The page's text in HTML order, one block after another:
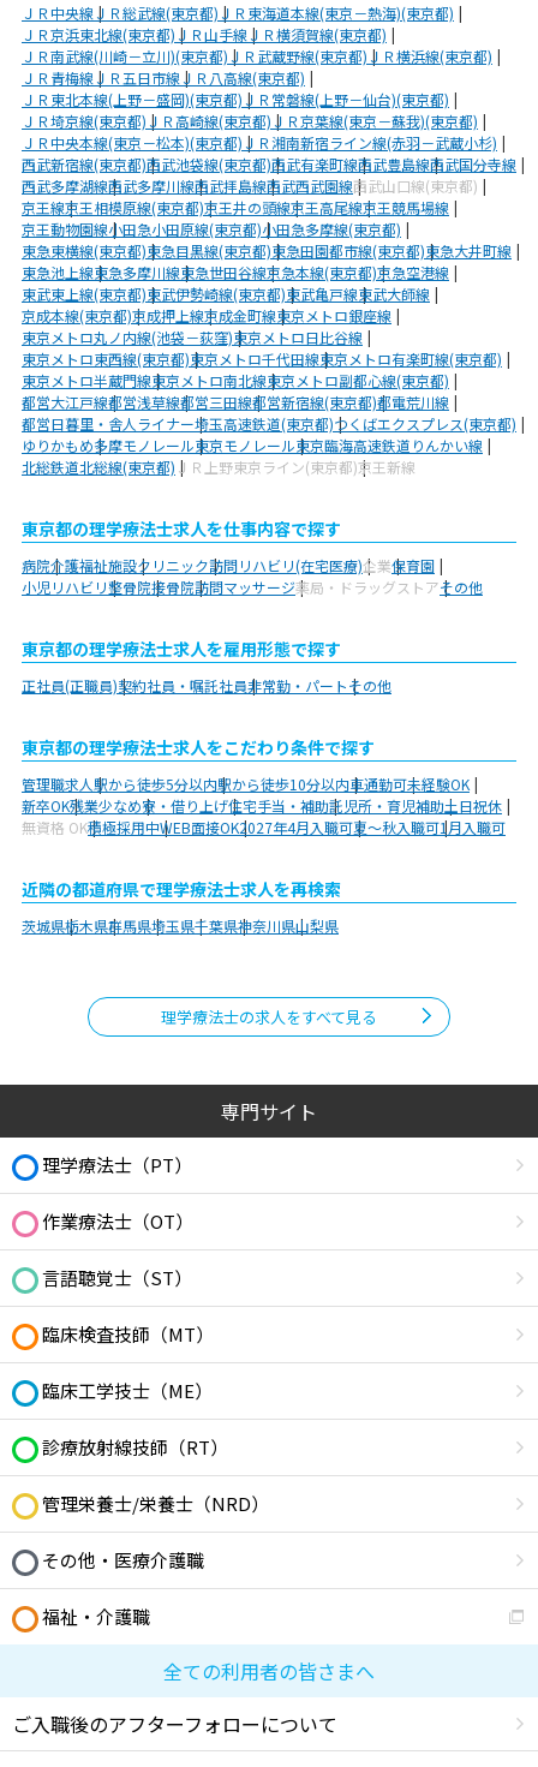
ＪＲ中央線ＪＲ総武線(東京都)ＪＲ東海道本線(東京－熱海)(東京都)
ＪＲ京浜東北線(東京都)ＪＲ山手線ＪＲ横須賀線(東京都)
ＪＲ南武線(川崎－立川)(東京都)ＪＲ武蔵野線(東京都)ＪＲ横浜線(東京都)
ＪＲ青梅線ＪＲ五日市線ＪＲ八高線(東京都)
ＪＲ東北本線(上野－盛岡)(東京都)ＪＲ常磐線(上野－仙台)(東京都)
ＪＲ埼京線(東京都)ＪＲ高崎線(東京都)ＪＲ京葉線(東京－蘇我)(東京都)
ＪＲ中央本線(東京－松本)(東京都)ＪＲ湘南新宿ライン線(赤羽－武蔵小杉)
西武新宿線(東京都)西武池袋線(東京都)西武有楽町線西武豊島線西武国分寺線
西武多摩湖線西武多摩川線西武拝島線西武西武園線西武山口線(東京都)
京王線京王相模原線(東京都)京王井の頭線京王高尾線京王競馬場線
京王動物園線小田急小田原線(東京都)小田急多摩線(東京都)
東急東横線(東京都)東急目黒線(東京都)東急田園都市線(東京都)東急大井町線
東急池上線東急多摩川線東急世田谷線京急本線(東京都)京急空港線
東武東上線(東京都)東武伊勢崎線(東京都)東武亀戸線東武大師線
京成本線(東京都)京成押上線京成金町線東京メトロ銀座線
東京メトロ丸ノ内線(池袋－荻窪)東京メトロ日比谷線
東京メトロ東西線(東京都)東京メトロ千代田線東京メトロ有楽町線(東京都)
東京メトロ半蔵門線東京メトロ南北線東京メトロ副都心線(東京都)
都営大江戸線都営浅草線都営三田線都営新宿線(東京都)都電荒川線
都営日暮里・舎人ライナー埼玉高速鉄道(東京都)つくばエクスプレス(東京都)
ゆりかもめ多摩モノレール東京モノレール東京臨海高速鉄道りんかい線
北総鉄道北総線(東京都) ＪＲ上野東京ライン(東京都)京王新線
東京都の理学療法士求人を仕事内容で探す
病院介護福祉施設クリニック訪問リハビリ(在宅医療)企業保育園
小児リハビリ整骨院接骨院訪問マッサージ薬局・ドラッグストアその他
東京都の理学療法士求人を雇用形態で探す
正社員(正職員)契約社員・嘱託社員非常勤・パートその他
東京都の理学療法士求人をこだわり条件で探す
管理職求人駅から徒歩5分以内駅から徒歩10分以内車通勤可未経験OK
新卒OK残業少なめ寮・借り上げ住宅手当・補助託児所・育児補助土日祝休
無資格 OK積極採用中WEB面接OK2027年4月入職可夏～秋入職可1月入職可
近隣の都道府県で理学療法士求人を再検索
茨城県栃木県群馬県埼玉県千葉県神奈川県山梨県
理学療法士の求人をすべて見る
専門サイト
理学療法士（PT）
作業療法士（OT）
言語聴覚士（ST）
臨床検査技師（MT）
臨床工学技士（ME）
診療放射線技師（RT）
管理栄養士/栄養士（NRD）
その他・医療介護職
福祉・介護職
全ての利用者の皆さまへ
ご入職後のアフターフォローについて